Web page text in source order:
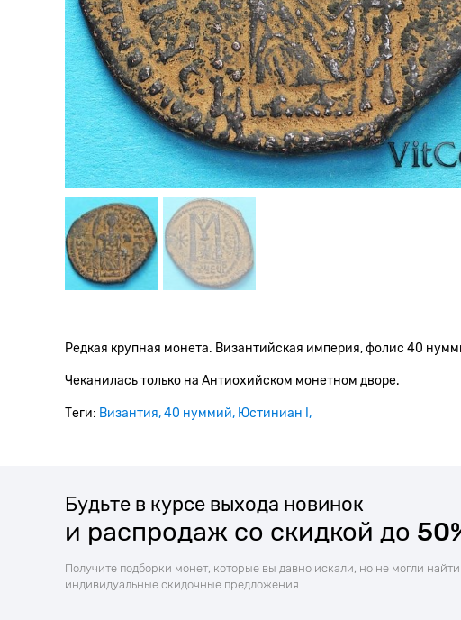
Редкая крупная монета. Византийская империя, фолис 40
Чеканилась только на Антиохийском монетном дворе.
Теги: Византия 40 нуммий Юстиниан I
Будьте в курсе выхода новинок
и распродаж со скидкой до
Получите подборки монет, которые вы давно искали, но не могли
индивидуальные скидочные предложения.